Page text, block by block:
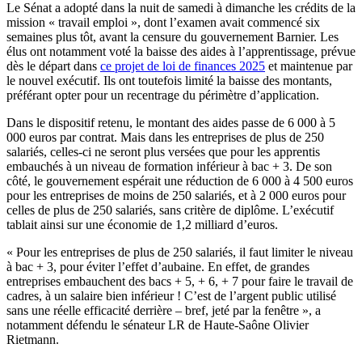
Le Sénat a adopté dans la nuit de samedi à dimanche les crédits de la
mission « travail emploi », dont l’examen avait commencé six
semaines plus tôt, avant la censure du gouvernement Barnier. Les
élus ont notamment voté la baisse des aides à l’apprentissage, prévue
dès le départ dans ce projet de loi de finances 2025 et maintenue par
le nouvel exécutif. Ils ont toutefois limité la baisse des montants,
préférant opter pour un recentrage du périmètre d’application.
Dans le dispositif retenu, le montant des aides passe de 6 000 à 5
000 euros par contrat. Mais dans les entreprises de plus de 250
salariés, celles-ci ne seront plus versées que pour les apprentis
embauchés à un niveau de formation inférieur à bac + 3. De son
côté, le gouvernement espérait une réduction de 6 000 à 4 500 euros
pour les entreprises de moins de 250 salariés, et à 2 000 euros pour
celles de plus de 250 salariés, sans critère de diplôme. L’exécutif
tablait ainsi sur une économie de 1,2 milliard d’euros.
« Pour les entreprises de plus de 250 salariés, il faut limiter le niveau
à bac + 3, pour éviter l’effet d’aubaine. En effet, de grandes
entreprises embauchent des bacs + 5, + 6, + 7 pour faire le travail de
cadres, à un salaire bien inférieur ! C’est de l’argent public utilisé
sans une réelle efficacité derrière – bref, jeté par la fenêtre », a
notamment défendu le sénateur LR de Haute-Saône Olivier
Rietmann.